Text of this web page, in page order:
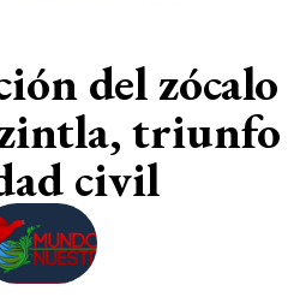
del zócalo
triunfo
civil